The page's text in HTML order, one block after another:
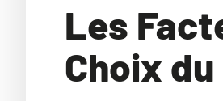
Les
Choix